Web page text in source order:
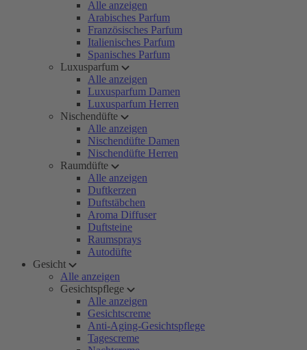
Alle anzeigen
Arabisches Parfum
Französisches Parfum
Italienisches Parfum
Spanisches Parfum
Luxusparfum
Alle anzeigen
Luxusparfum Damen
Luxusparfum Herren
Nischendüfte
Alle anzeigen
Nischendüfte Damen
Nischendüfte Herren
Raumdüfte
Alle anzeigen
Duftkerzen
Duftstäbchen
Aroma Diffuser
Duftsteine
Raumsprays
Autodüfte
Gesicht
Alle anzeigen
Gesichtspflege
Alle anzeigen
Gesichtscreme
Anti-Aging-Gesichtspflege
Tagescreme